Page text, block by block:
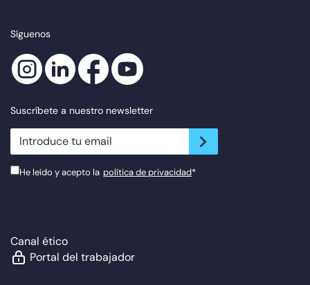
Síguenos
Suscríbete a nuestro newsletter
newsletter.suscribe
He leído y acepto la política de privacidad*
Canal ético
Portal del trabajador